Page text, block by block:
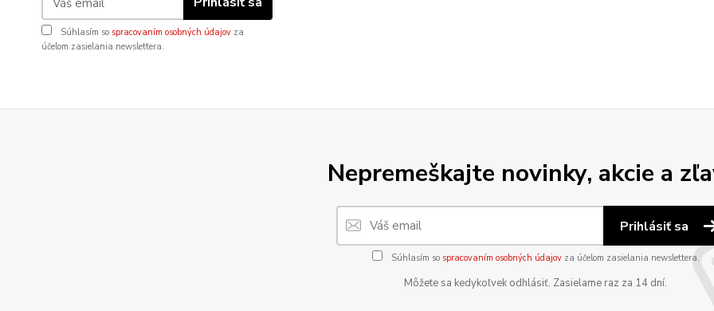
Súhlasím so spracovaním osobných údajov za
účelom zasielania newslettera.
Nepremeškajte novinky, akcie a
Prihlásiť sa
Súhlasím so spracovaním osobných údajovza účelom zasielania newslettera.
Môžete sa kedykoľvek odhlásiť. Zasielame raz za 14 dní.